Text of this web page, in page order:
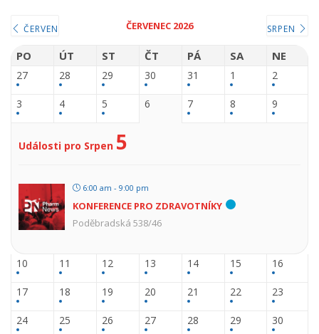
ČERVEN ČERVENEC 2026 SRPEN
PO ÚT ST ČT PÁ SA NE
27 28 29 30 31 1 2
3 4 5 6 7 8 9
Události pro Srpen 5
6:00 am - 9:00 pm
KONFERENCE PRO ZDRAVOTNÍKY
Poděbradská 538/46
10 11 12 13 14 15 16
17 18 19 20 21 22 23
24 25 26 27 28 29 30